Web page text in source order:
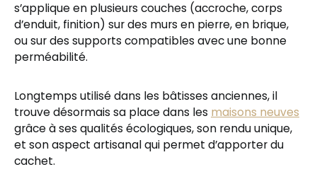
s’applique en plusieurs couches (accroche, corps
d’enduit, finition) sur des murs en pierre, en brique,
ou sur des supports compatibles avec une bonne
perméabilité.
Longtemps utilisé dans les bâtisses anciennes, il
trouve désormais sa place dans les maisons neuves
grâce à ses qualités écologiques, son rendu unique,
et son aspect artisanal qui permet d’apporter du
cachet.